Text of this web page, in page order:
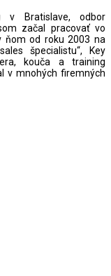
v Bratislave, odbor
začal pracovať vo
ňom od roku 2003 na
špecialistu“, Key
kouča a training
v mnohých firemných